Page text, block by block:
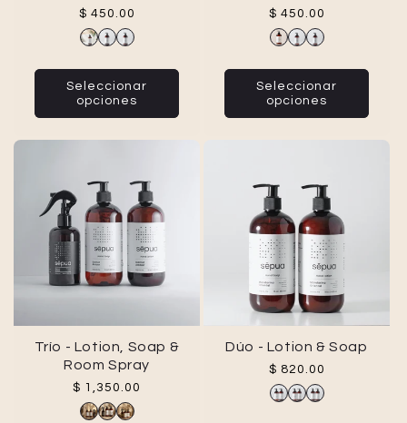
Precio habitual
$ 450.00
Seleccionar
opciones
Precio habitual
$ 450.00
Seleccionar
opciones
Trío - Lotion, Soap &
Room Spray
Precio habitual
$ 1,350.00
Dúo - Lotion & Soap
Precio habitual
$ 820.00